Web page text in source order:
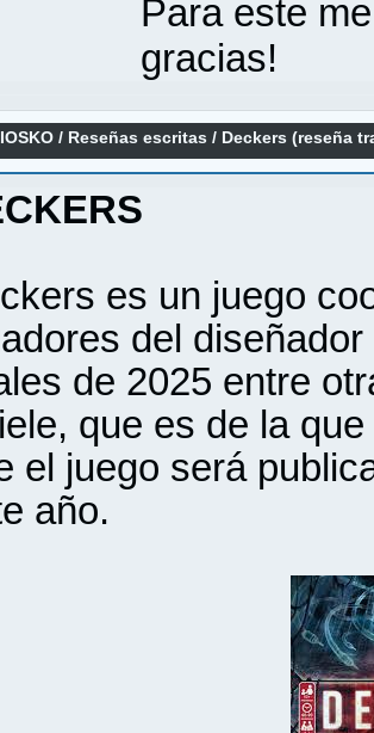
Para este
gracias!
/ Reseñas escritas / Deckers (reseña
es un juego
del
de 2025 entre
que es de la
el juego será
año.